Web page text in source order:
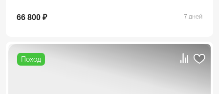
66 800 ₽ 7 дней
Поход